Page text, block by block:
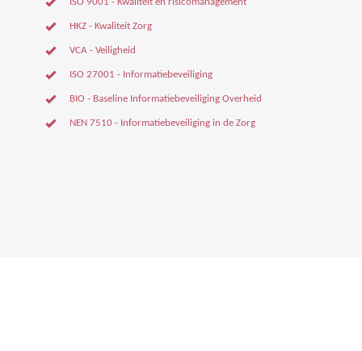
HKZ - Kwaliteit Zorg
VCA - Veiligheid
ISO 27001 - Informatiebeveiliging
BIO - Baseline Informatiebeveiliging Overheid
NEN 7510 - Informatiebeveiliging in de Zorg